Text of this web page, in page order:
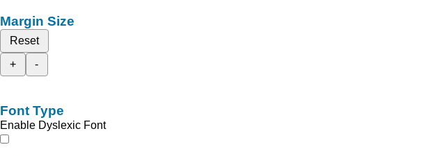
Margin Size
Reset
+
-
Font Type
Enable Dyslexic Font